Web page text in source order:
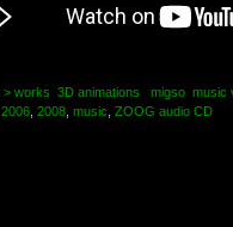
> works 3D animations migso music
2006 2008 music ZOOG audio CD